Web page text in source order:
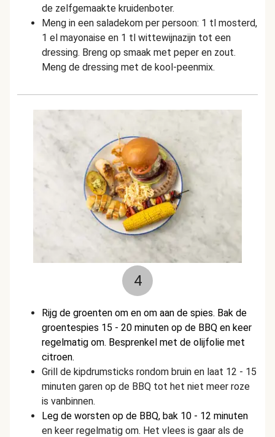
de zelfgemaakte kruidenboter.
Meng in een saladekom per persoon: 1 tl mosterd,
1 el mayonaise en 1 tl wittewijnazijn tot een
dressing. Breng op smaak met peper en zout.
Meng de dressing met de kool-peenmix.
4
Rijg de groenten om en om aan de spies. Bak de
groentespies 15 - 20 minuten op de BBQ en keer
regelmatig om. Besprenkel met de olijfolie met
citroen.
Grill de kipdrumsticks rondom bruin en laat 12 - 15
minuten garen op de BBQ tot het niet meer roze
is vanbinnen.
Leg de worsten op de BBQ, bak 10 - 12 minuten
en keer regelmatig om. Het vlees is gaar als de